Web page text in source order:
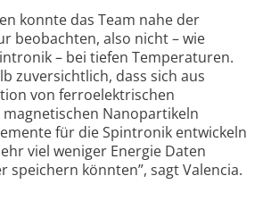
konnte das Team nahe der
beobachten, also nicht – wie
– bei tiefen Temperaturen.
zuversichtlich, dass sich aus
von ferro­elektrischen
Nano­partikeln
für die Spintronik entwickeln
viel weniger Energie Daten
speichern könnten”, sagt Valencia.